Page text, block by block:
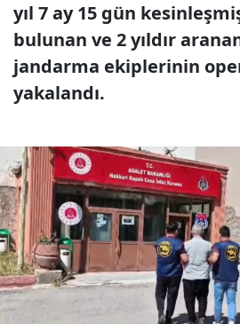
yıl 7 ay 15 gün
bulunan ve 2 yıldır
jandarma ekiplerinin
yakalandı.